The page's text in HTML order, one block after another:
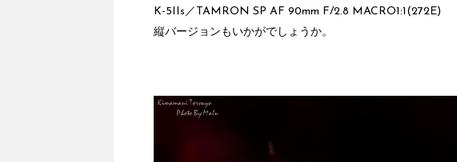
K-5IIs／TAMRON SP AF 90mm F/2.8 MACRO1:1(272E)
縦バージョンもいかがでしょうか。